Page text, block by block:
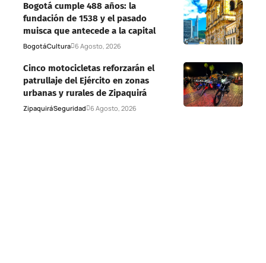
Bogotá cumple 488 años: la
fundación de 1538 y el pasado
muisca que antecede a la capital
BogotáCultura 6 Agosto, 2026
Cinco motocicletas reforzarán el
patrullaje del Ejército en zonas
urbanas y rurales de Zipaquirá
ZipaquiráSeguridad 6 Agosto, 2026